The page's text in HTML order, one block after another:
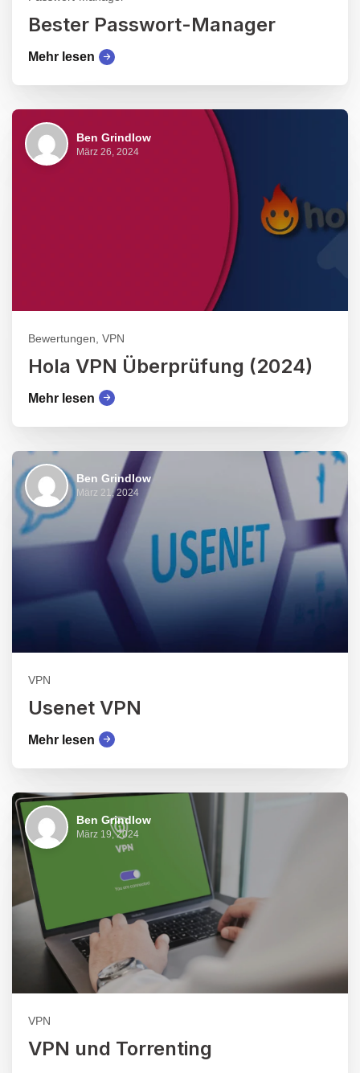
Bester Passwort-Manager
Mehr lesen
Ben Grindlow
März 26, 2024
Bewertungen, VPN
Hola VPN Überprüfung (2024)
Mehr lesen
Ben Grindlow
März 21, 2024
VPN
Usenet VPN
Mehr lesen
Ben Grindlow
März 19, 2024
VPN
VPN und Torrenting